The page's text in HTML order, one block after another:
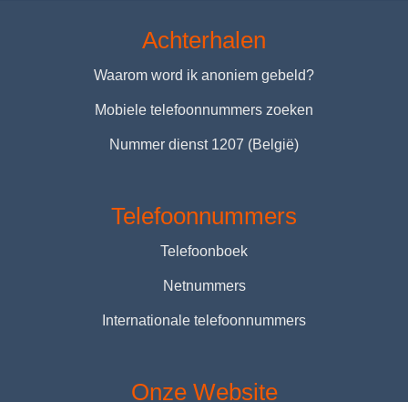
Achterhalen
Waarom word ik anoniem gebeld?
Mobiele telefoonnummers zoeken
Nummer dienst 1207 (België)
Telefoonnummers
Telefoonboek
Netnummers
Internationale telefoonnummers
Onze Website